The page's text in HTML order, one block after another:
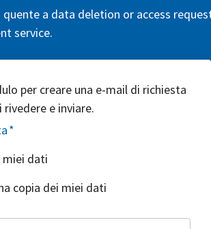
quente a data deletion or access
service.
per creare una e-mail di richiesta
rivedere e inviare.
*
miei dati
copia dei miei dati